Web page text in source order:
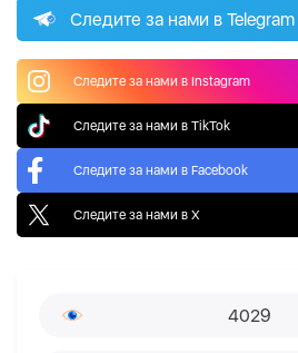
Следите за нами в Telegram
Следите за нами в Instagram
Следите за нами в TikTok
Следите за нами в Facebook
Следите за нами в X
4029